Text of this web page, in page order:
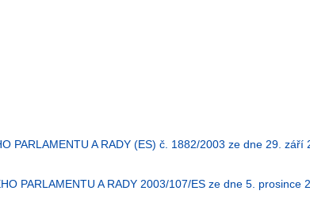
PARLAMENTU A RADY (ES) č. 1882/2003 ze dne 29. září
PARLAMENTU A RADY 2003/107/ES ze dne 5. prosince